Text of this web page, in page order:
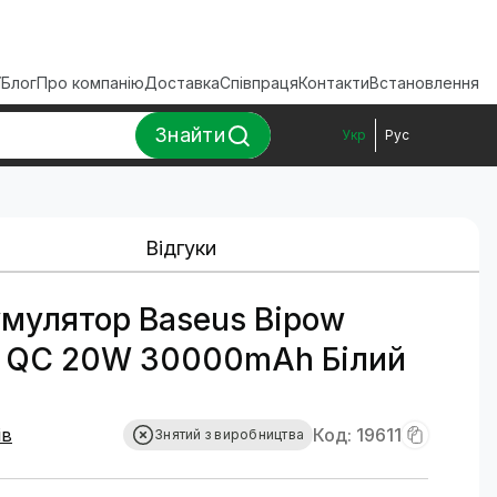
БлогПро компаніюДоставкаСпівпрацяКонтактиВстановлення
Знайти Укр Рус
Відгуки
Baseus Bipow
20W 30000mAh Білий
Знятий з виробництва
Код: 19611